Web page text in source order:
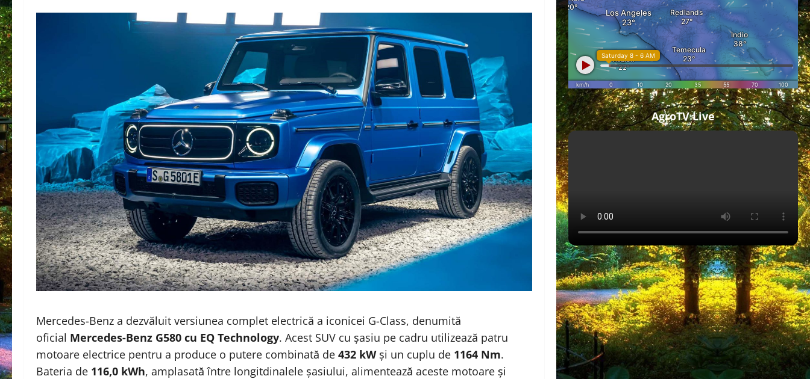
Mercedes-Benz a dezvăluit versiunea complet electrică a iconicei G-Class, denumită
oficial Mercedes-Benz G580 cu EQ Technology. Acest SUV cu șasiu pe cadru utilizează patru
motoare electrice pentru a produce o putere combinată de 432 kWși un cuplu de 1164 Nm.
Bateria de 116,0 kWh, amplasată între longitdinalele șasiului, alimentează aceste motoare și
AgroTV Live